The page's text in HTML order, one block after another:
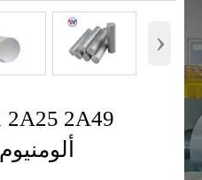
›
ألومنيوم 2A21 2A25 2A49